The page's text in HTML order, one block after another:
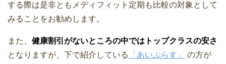
する際は是非ともメディフィット定期も比較の対象として
みることをお勧めします。
また、 健康割引がないところの中ではトップクラスの安さ
となりますが、下で紹介している
「あいぷらす」
の方が